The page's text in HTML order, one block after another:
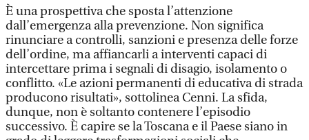
È una prospettiva che sposta l’attenzione
dall’emergenza alla prevenzione. Non significa
rinunciare a controlli, sanzioni e presenza delle forze
dell’ordine, ma affiancarli a interventi capaci di
intercettare prima i segnali di disagio, isolamento o
conflitto. «Le azioni permanenti di educativa di strada
producono risultati», sottolinea Cenni. La sfida,
dunque, non è soltanto contenere l’episodio
successivo. È capire se la Toscana e il Paese siano in